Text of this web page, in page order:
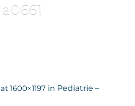
a0661
at 1600×1197 in Pediatrie –